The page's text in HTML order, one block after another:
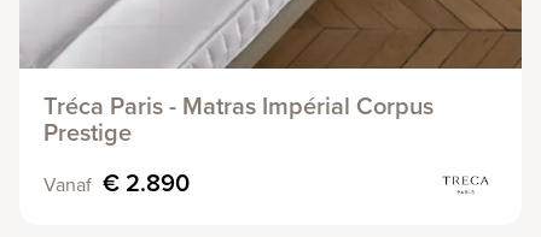
Tréca Paris - Matras Impérial Corpus
Prestige
Vanaf € 2.890